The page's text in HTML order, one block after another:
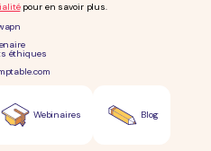
éthiques
pour en savoir plus.
Blog
Webinaires